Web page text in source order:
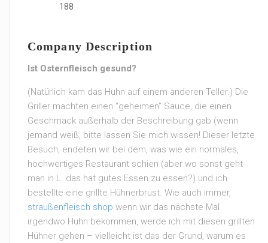
188
Company Description
Ist Osternfleisch gesund?
(Natürlich kam das Huhn auf einem anderen Teller.) Die
Griller machten einen “geheimen” Sauce, die einen
Geschmack außerhalb der Beschreibung gab (wenn
jemand weiß, bitte lassen Sie mich wissen! Dieser letzte
Besuch, endeten wir bei dem, was wie ein normales,
hochwertiges Restaurant schien (aber wo sonst geht
man in L. das hat gutes Essen zu essen?) und ich
bestellte eine grillte Hühnerbrust. Wie auch immer,
straußenfleisch shop wenn wir das nächste Mal
irgendwo Huhn bekommen, werde ich mit diesen grillten
Hühner gehen – vielleicht ist das der Grund, warum es